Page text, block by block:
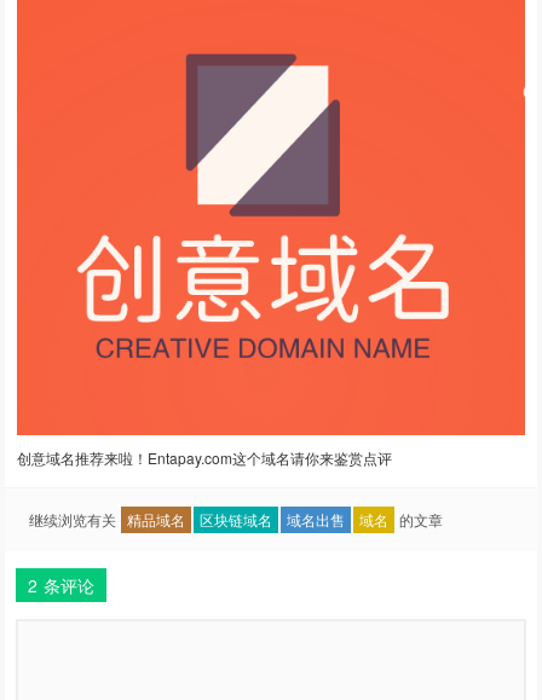
创意域名推荐来啦！Entapay.com这个域名请你来鉴赏点评
继续浏览有关 精品域名 区块链域名 域名出售 域名 的文章
2 条评论